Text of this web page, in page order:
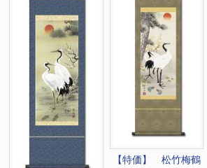
【特価】 松竹梅鶴